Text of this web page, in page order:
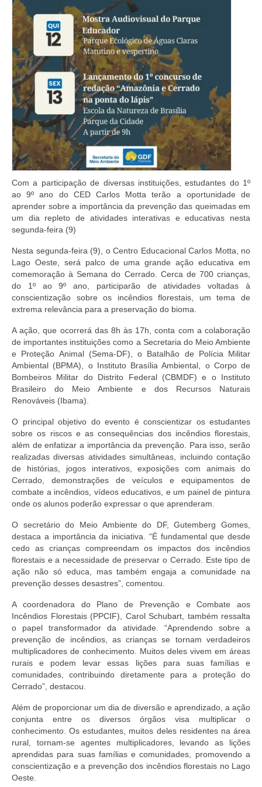
Com a participação de diversas instituições, estudantes do 1º
ao 9º ano do CED Carlos Motta terão a oportunidade de
aprender sobre a importância da prevenção das queimadas em
um dia repleto de atividades interativas e educativas nesta
segunda-feira (9)
Nesta segunda-feira (9), o Centro Educacional Carlos Motta, no
Lago Oeste, será palco de uma grande ação educativa em
comemoração à Semana do Cerrado. Cerca de 700 crianças,
do 1º ao 9º ano, participarão de atividades voltadas à
conscientização sobre os incêndios florestais, um tema de
extrema relevância para a preservação do bioma.
A ação, que ocorrerá das 8h às 17h, conta com a colaboração
de importantes instituições como a Secretaria do Meio Ambiente
e Proteção Animal (Sema-DF), o Batalhão de Polícia Militar
Ambiental (BPMA), o Instituto Brasília Ambiental, o Corpo de
Bombeiros Militar do Distrito Federal (CBMDF) e o Instituto
Brasileiro do Meio Ambiente e dos Recursos Naturais
Renováveis (Ibama).
O principal objetivo do evento é conscientizar os estudantes
sobre os riscos e as consequências dos incêndios florestais,
além de enfatizar a importância da prevenção. Para isso, serão
realizadas diversas atividades simultâneas, incluindo contação
de histórias, jogos interativos, exposições com animais do
Cerrado, demonstrações de veículos e equipamentos de
combate a incêndios, vídeos educativos, e um painel de pintura
onde os alunos poderão expressar o que aprenderam.
O secretário do Meio Ambiente do DF, Gutemberg Gomes,
destaca a importância da iniciativa. “É fundamental que desde
cedo as crianças compreendam os impactos dos incêndios
florestais e a necessidade de preservar o Cerrado. Este tipo de
ação não só educa, mas também engaja a comunidade na
prevenção desses desastres”, comentou.
A coordenadora do Plano de Prevenção e Combate aos
Incêndios Florestais (PPCIF), Carol Schubart, também ressalta
o papel transformador da atividade. “Aprendendo sobre a
prevenção de incêndios, as crianças se tornam verdadeiros
multiplicadores de conhecimento. Muitos deles vivem em áreas
rurais e podem levar essas lições para suas famílias e
comunidades, contribuindo diretamente para a proteção do
Cerrado”, destacou.
Além de proporcionar um dia de diversão e aprendizado, a ação
conjunta entre os diversos órgãos visa multiplicar o
conhecimento. Os estudantes, muitos deles residentes na área
rural, tornam-se agentes multiplicadores, levando as lições
aprendidas para suas famílias e comunidades, promovendo a
conscientização e a prevenção dos incêndios florestais no Lago
Oeste.